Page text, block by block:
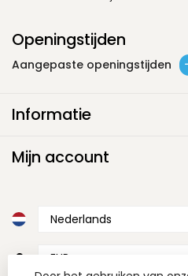
Openingstijden
Aangepaste openingstijden
Informatie
Mijn account
€